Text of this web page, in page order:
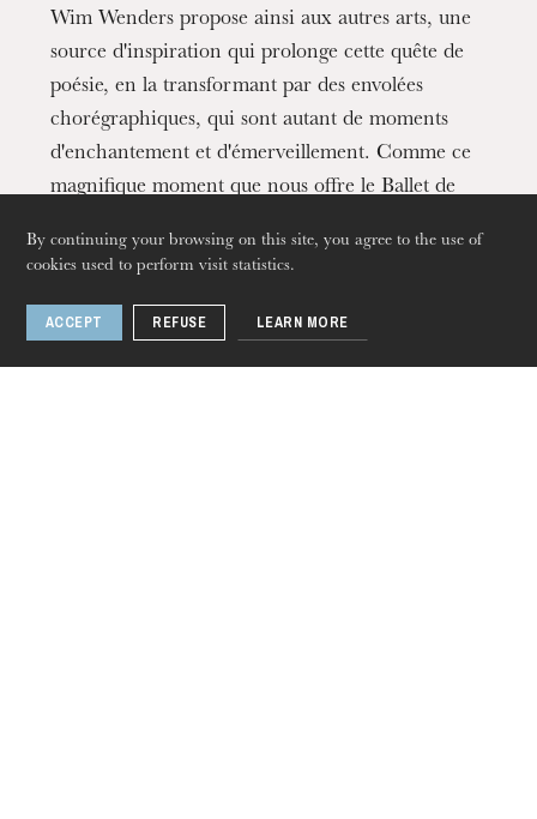
By continuing your browsing on this site, you agree to the use of
cookies used to perform visit statistics.
ACCEPT REFUSE LEARN MORE
Thursday 20 Aug 2026
Wim Wenders propose ainsi aux autres arts, une
source d'inspiration qui prolonge cette quête de
poésie, en la transformant par des envolées
chorégraphiques, qui sont autant de moments
d'enchantement et d'émerveillement. Comme ce
magnifique moment que nous offre le Ballet de
Décembre 2020